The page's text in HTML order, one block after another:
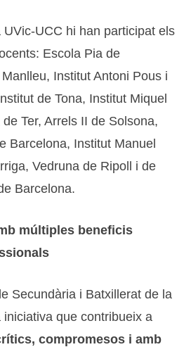
UCC hi han participat els
Escola Pia de
Institut Antoni Pous i
de Tona, Institut Miquel
Ter, Arrels II de Solsona,
Barcelona, Institut Manuel
Vedruna de Ripoll i de
Barcelona.
múltiples beneficis
Secundària i Batxillerat de la
que contribueix a
compromesos i amb